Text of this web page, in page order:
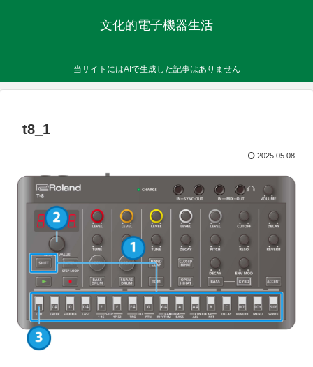
文化的電子機器生活
当サイトにはAIで生成した記事はありません
t8_1
2025.05.08